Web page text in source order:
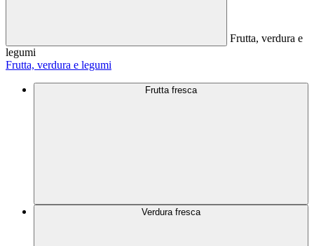
Frutta, verdura e
legumi
Frutta, verdura e legumi
Frutta fresca
Verdura fresca